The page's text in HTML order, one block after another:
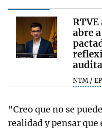
RTVE
abre
NTM / EP
"Creo que no se
realidad y pensar